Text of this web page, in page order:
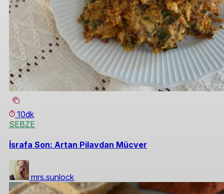
10dk
SEBZE
İsrafa Son: Artan Pilavdan Mücver
mrs.sunlock